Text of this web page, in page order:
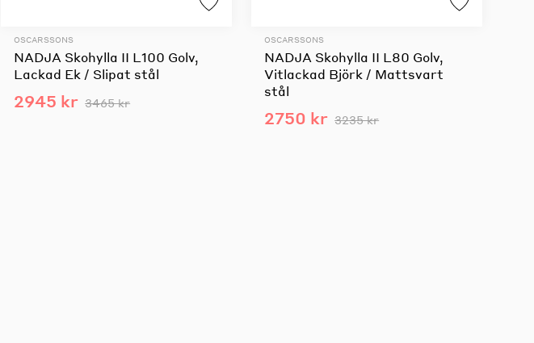
OSCARSSONS
NADJA Skohylla II L100 Golv,
Lackad Ek / Slipat stål
2945 kr 3465 kr
OSCARSSONS
NADJA Skohylla II L80 Golv,
Vitlackad Björk / Mattsvart
stål
2750 kr 3235 kr